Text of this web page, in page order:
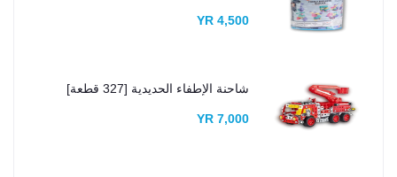
4,500 YR
شاحنة الإطفاء الحديدية [327 قطعة]
7,000 YR